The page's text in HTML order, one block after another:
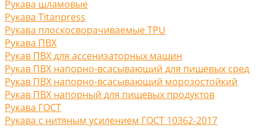
Рукава шламовые
Рукава Titanpress
Рукава плоскосворачиваемые TPU
Рукава ПВХ
Рукав ПВХ для ассенизаторных машин
Рукав ПВХ напорно-всасывающий для пищевых сред
Рукав ПВХ напорно-всасывающий морозостойкий
Рукав ПВХ напорный для пищевых продуктов
Рукава ГОСТ
Рукава с нитяным усилением ГОСТ 10362-2017